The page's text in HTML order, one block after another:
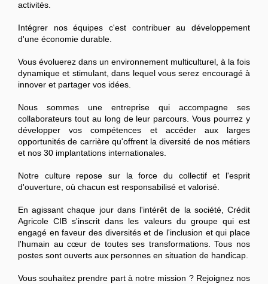
activités.
Intégrer nos équipes c'est contribuer au développement
d'une économie durable.
Vous évoluerez dans un environnement multiculturel, à la fois
dynamique et stimulant, dans lequel vous serez encouragé à
innover et partager vos idées.
Nous sommes une entreprise qui accompagne ses
collaborateurs tout au long de leur parcours. Vous pourrez y
développer vos compétences et accéder aux larges
opportunités de carrière qu'offrent la diversité de nos métiers
et nos 30 implantations internationales.
Notre culture repose sur la force du collectif et l'esprit
d'ouverture, où chacun est responsabilisé et valorisé.
En agissant chaque jour dans l'intérêt de la société, Crédit
Agricole CIB s'inscrit dans les valeurs du groupe qui est
engagé en faveur des diversités et de l'inclusion et qui place
l'humain au cœur de toutes ses transformations. Tous nos
postes sont ouverts aux personnes en situation de handicap.
Vous souhaitez prendre part à notre mission ? Rejoignez nos